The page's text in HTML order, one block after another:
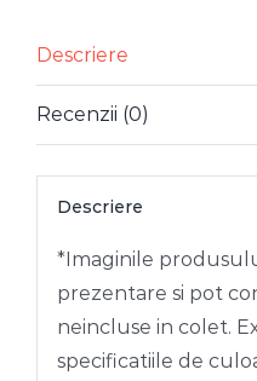
Descriere
Recenzii (0)
Descriere
*Imaginile
prezentare si pot
neincluse in colet.
specificatiile de